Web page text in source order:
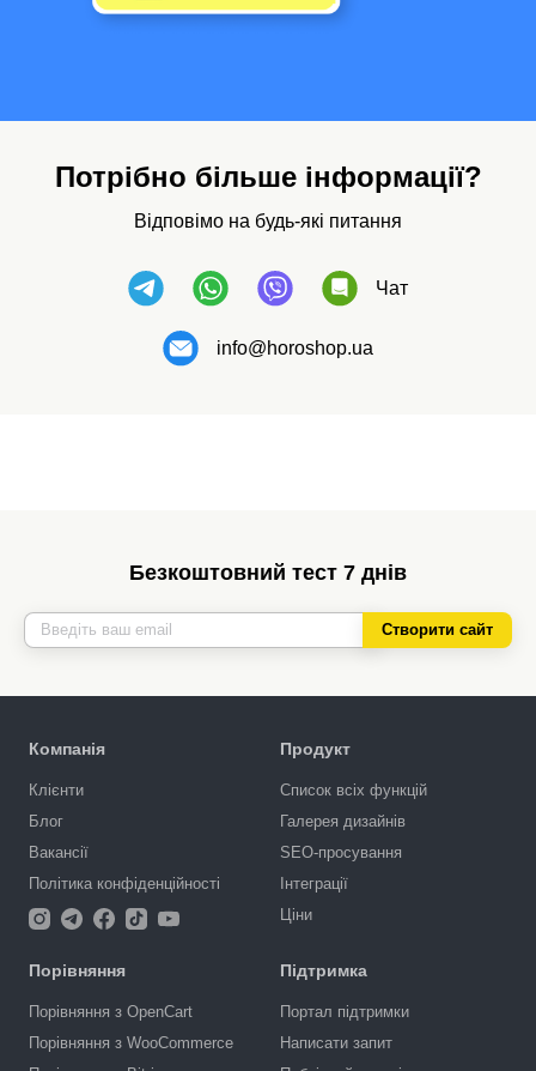
Потрібно більше інформації?
Відповімо на будь-які питання
Чат
info@horoshop.ua
Безкоштовний тест 7 днів
Створити сайт
Компанія
Клієнти
Блог
Вакансії
Політика конфіденційності
Продукт
Список всіх функцій
Галерея дизайнів
SEO-просування
Інтеграції
Ціни
Порівняння
Порівняння з OpenCart
Порівняння з WooCommerce
Підтримка
Портал підтримки
Написати запит